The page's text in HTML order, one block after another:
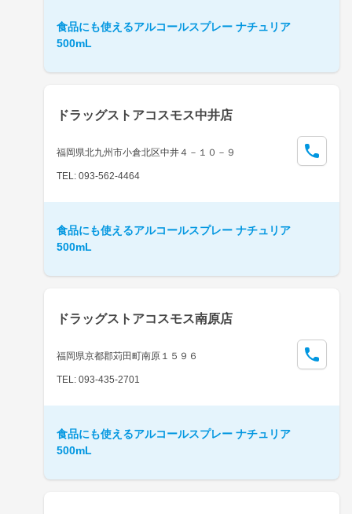
食品にも使えるアルコールスプレー ナチュリア
500mL
ドラッグストアコスモス中井店
福岡県北九州市小倉北区中井４－１０－９
TEL: 093-562-4464
食品にも使えるアルコールスプレー ナチュリア
500mL
ドラッグストアコスモス南原店
福岡県京都郡苅田町南原１５９６
TEL: 093-435-2701
食品にも使えるアルコールスプレー ナチュリア
500mL